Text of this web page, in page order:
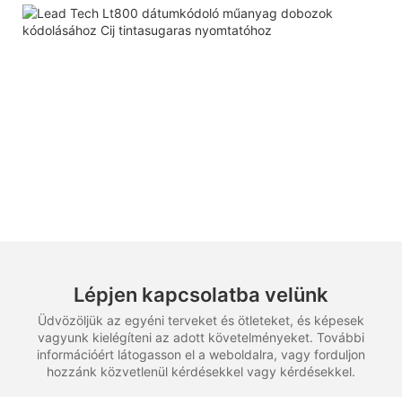
Lépjen kapcsolatba velünk
Üdvözöljük az egyéni terveket és ötleteket, és képesek
vagyunk kielégíteni az adott követelményeket. További
információért látogasson el a weboldalra, vagy forduljon
hozzánk közvetlenül kérdésekkel vagy kérdésekkel.